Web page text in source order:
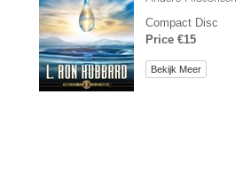
Compact Disc
Price €15
Bekijk Meer